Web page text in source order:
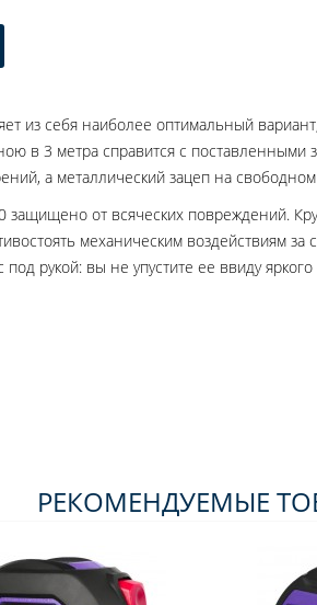
из себя наиболее оптимальный
в 3 метра справится с поставленными
а металлический зацеп на
защищено от всяческих повреждений.
механическим воздействиям
под рукой: вы не упустите ее ввиду
РЕКОМЕНДУЕМЫЕ